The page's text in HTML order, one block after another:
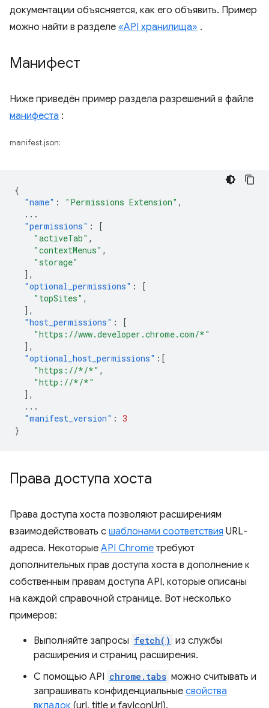
документации объясняется, как его объявить. Пример
можно найти в разделе «API хранилища» .
Манифест
Ниже приведён пример раздела разрешений в файле
манифеста :
manifest.json:
{
"name" : "Permissions Extension" ,
...
"permissions" :
[
"activeTab" ,
"contextMenus" ,
"storage"
],
"optional_permissions" :
[
"topSites" ,
],
"host_permissions" :
[
"https://www.developer.chrome.com/*"
],
"optional_host_permissions" :[
"https://*/*" ,
"http://*/*"
],
...
"manifest_version" : 3
}
Права доступа хоста
Права доступа хоста позволяют расширениям
взаимодействовать с шаблонами соответствия URL-
адреса. Некоторые API Chrome требуют
дополнительных прав доступа хоста в дополнение к
собственным правам доступа API, которые описаны
на каждой справочной странице. Вот несколько
примеров:
Выполняйте запросы fetch() из службы
расширения и страниц расширения.
С помощью API chrome.tabs можно считывать и
запрашивать конфиденциальные свойства
вкладок (url, title и favIconUrl).